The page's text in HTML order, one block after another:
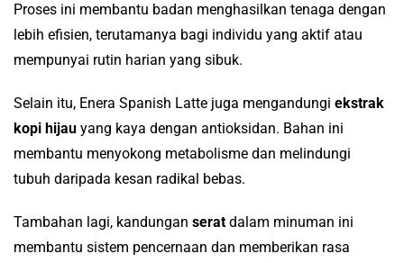
Proses ini membantu badan menghasilkan tenaga dengan
lebih efisien, terutamanya bagi individu yang aktif atau
mempunyai rutin harian yang sibuk.
Selain itu, Enera Spanish Latte juga mengandungi ekstrak
kopi hijau yang kaya dengan antioksidan. Bahan ini
membantu menyokong metabolisme dan melindungi
tubuh daripada kesan radikal bebas.
Tambahan lagi, kandungan serat dalam minuman ini
membantu sistem pencernaan dan memberikan rasa